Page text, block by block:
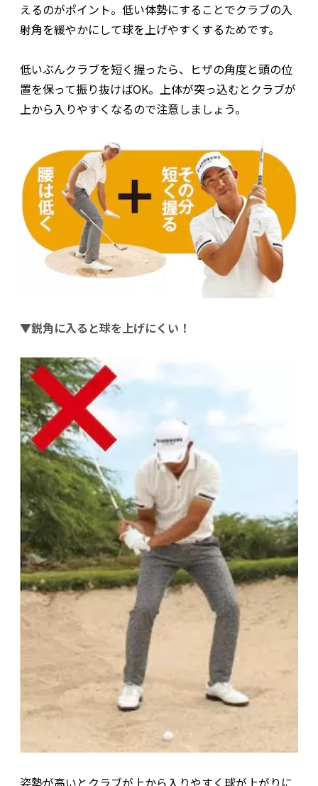
えるのがポイント。低い体勢にすることでクラブの入
射角を緩やかにして球を上げやすくするためです。
低いぶんクラブを短く握ったら、ヒザの角度と頭の位
置を保って振り抜けばOK。上体が突っ込むとクラブが
上から入りやすくなるので注意しましょう。
▼鋭角に入ると球を上げにくい！
姿勢が高いとクラブが上から入りやすく球が上がりに